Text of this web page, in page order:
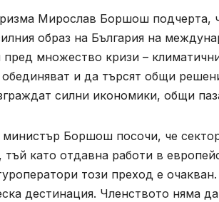
Мирослав Боршош подчерта,
образ на България на
пред множество кризи –
и да търсят общи
силни икономики, общи
министър Боршош посочи, че
като отдавна работи в
този преход е
дестинация. Членството няма